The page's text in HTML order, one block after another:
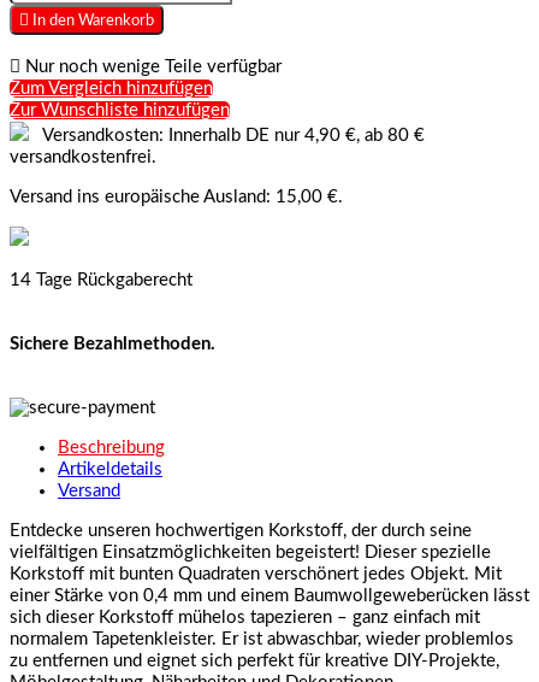
 In den Warenkorb
 Nur noch wenige Teile verfügbar
Zum Vergleich hinzufügen
Zur Wunschliste hinzufügen
Versandkosten: Innerhalb DE nur 4,90 €, ab 80 €
versandkostenfrei.
Versand ins europäische Ausland: 15,00 €.
14 Tage Rückgaberecht
Sichere Bezahlmethoden.
Beschreibung
Artikeldetails
Versand
Entdecke unseren hochwertigen Korkstoff, der durch seine
vielfältigen Einsatzmöglichkeiten begeistert! Dieser spezielle
Korkstoff mit bunten Quadraten verschönert jedes Objekt. Mit
einer Stärke von 0,4 mm und einem Baumwollgeweberücken lässt
sich dieser Korkstoff mühelos tapezieren – ganz einfach mit
normalem Tapetenkleister. Er ist abwaschbar, wieder problemlos
zu entfernen und eignet sich perfekt für kreative DIY-Projekte,